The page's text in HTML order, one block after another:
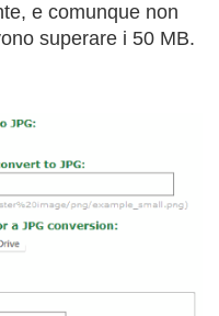
e comunque non
superare i 50 MB.